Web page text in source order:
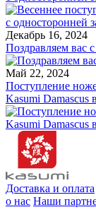
Декабрь 16, 2024
Поздравляем вас
Май 22, 2024
Поступление
Kasumi Damascus
Доставка и оплата
о нас Наши